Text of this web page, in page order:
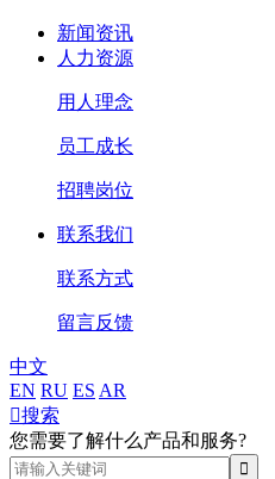
新闻资讯
人力资源
用人理念
员工成长
招聘岗位
联系我们
联系方式
留言反馈
中文
EN RU ES AR
搜索
您需要了解什么产品和服务?